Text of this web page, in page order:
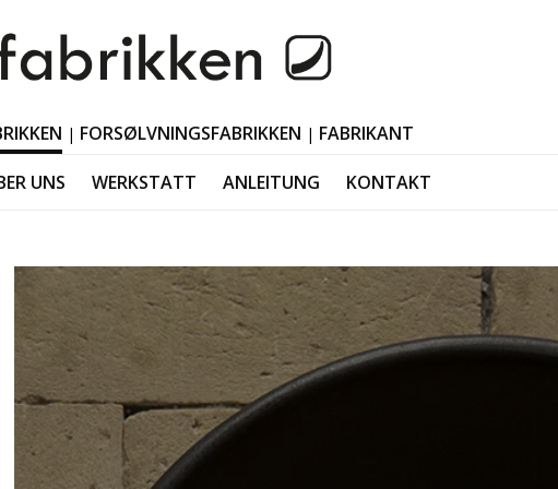
| FORSØLVNINGSFABRIKKEN | FABRIKANT
Schwarzes Horn Accessories
Schwarzes Horn Jewellery
Schwarzes Horn Interior
MUTTERTAG
VATERTAG
Black Friday
Valentinstag
UNS WERKSTATT ANLEITUNG KONTAKT